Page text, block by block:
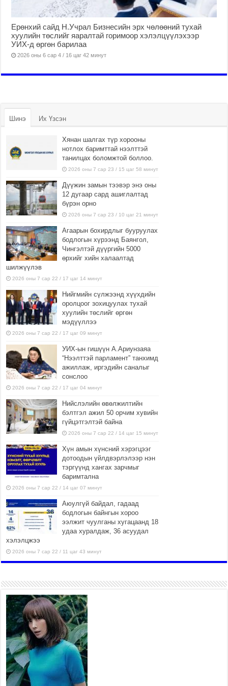
Ерөнхий сайд Н.Учрал Бизнесийн эрх чөлөөний тухай
хуулийн төслийг яаралтай горимоор хэлэлцүүлэхээр
УИХ-д өргөн барилаа
2026 оны 6 сар 4 / 16 цаг 42 минут
Шинэ Их Үзсэн
Хянан шалгах түр хорооны
нотлох баримттай нээлттэй
танилцах боломжтой боллоо.
2026 оны 7 сар 23 / 15 цаг 58 минут
Дүүжин замын тээвэр энэ оны
12 дугаар сард ашиглалтад
бүрэн орно
2026 оны 7 сар 23 / 10 цаг 21 минут
Агаарын бохирдлыг бууруулах
бодлогын хүрээнд Баянгол,
Чингэлтэй дүүргийн 5000
өрхийг хийн халаалтад
шилжүүлэв
2026 оны 7 сар 22 / 17 цаг 14 минут
Нийгмийн сүлжээнд хүүхдийн
оролцоог зохицуулах тухай
хуулийн төслийг өргөн
мэдүүллээ
2026 оны 7 сар 22 / 17 цаг 09 минут
УИХ-ын гишүүн А.Ариунзаяа
“Нээлттэй парламент” танхимд
ажиллаж, иргэдийн саналыг
сонслоо
2026 оны 7 сар 22 / 17 цаг 04 минут
Нийслэлийн өвөлжилтийн
бэлтгэл ажил 50 орчим хувийн
гүйцэтгэлтэй байна
2026 оны 7 сар 22 / 14 цаг 15 минут
Хүн амын хүнсний хэрэгцээг
дотоодын үйлдвэрлэлээр нэн
тэргүүнд хангах зарчмыг
баримтална
2026 оны 7 сар 22 / 14 цаг 07 минут
Аюулгүй байдал, гадаад
бодлогын байнгын хороо
ээлжит чуулганы хугацаанд 18
удаа хуралдаж, 36 асуудал
хэлэлцжээ
2026 оны 7 сар 22 / 11 цаг 43 минут
боломжтой-Хүүхэд хөгжүүлэх
төв” байгуулах төсөлд төр,
хувийн хэвшлийн түншлэлийн хүрээнд хамтран
ажиллахыг урьж байна
2026 оны 7 сар 22 / 9 цаг 28 минут
Б.Пүрэвдагва: “Урт цагаан”-ыг
залуучууд чөлөөт цагаа
өнгөрүүлдэг, жуулчид зорьж
ирдэг цэг болгоно
2026 оны 7 сар 21 / 16 цаг 47 минут